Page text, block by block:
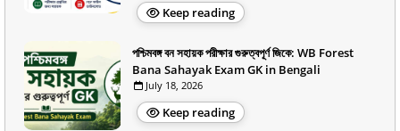
Keep reading
পশ্চিমবঙ্গ বন সহায়ক পরীক্ষার গুরুত্বপূর্ণ জিকে: WB Forest
Bana Sahayak Exam GK in Bengali
July 18, 2026
Keep reading